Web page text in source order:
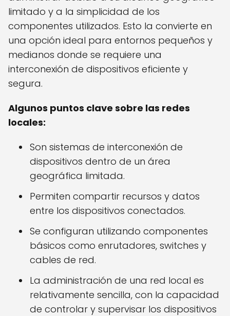
limitado y a la simplicidad de los
componentes utilizados. Esto la convierte en
una opción ideal para entornos pequeños y
medianos donde se requiere una
interconexión de dispositivos eficiente y
segura.
Algunos puntos clave sobre las redes
locales:
Son sistemas de interconexión de
dispositivos dentro de un área
geográfica limitada.
Permiten compartir recursos y datos
entre los dispositivos conectados.
Se configuran utilizando componentes
básicos como enrutadores, switches y
cables de red.
La administración de una red local es
relativamente sencilla, con la capacidad
de controlar y supervisar los dispositivos